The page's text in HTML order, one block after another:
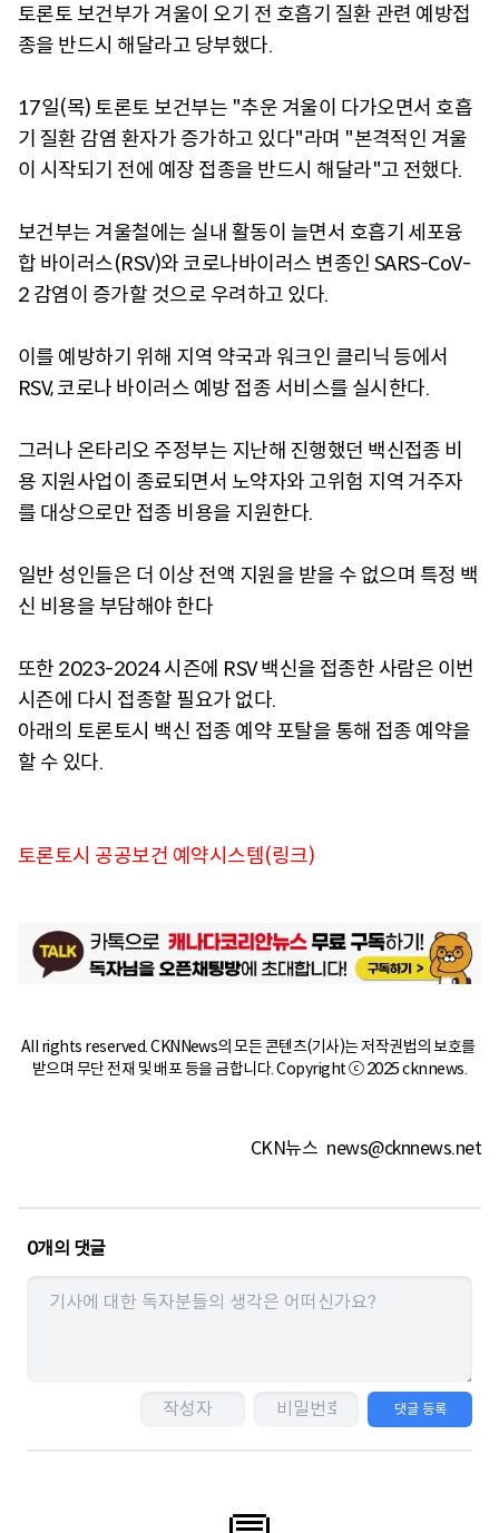
토론토 보건부가 겨울이 오기 전 호흡기 질환 관련 예방접
종을 반드시 해달라고 당부했다.
17일(목) 토론토 보건부는 "추운 겨울이 다가오면서 호흡
기 질환 감염 환자가 증가하고 있다"라며 "본격적인 겨울
이 시작되기 전에 예장 접종을 반드시 해달라"고 전했다.
보건부는 겨울철에는 실내 활동이 늘면서 호흡기 세포융
합 바이러스(RSV)와 코로나바이러스 변종인 SARS-CoV-
2 감염이 증가할 것으로 우려하고 있다.
이를 예방하기 위해 지역 약국과 워크인 클리닉 등에서
RSV, 코로나 바이러스 예방 접종 서비스를 실시한다.
그러나 온타리오 주정부는 지난해 진행했던 백신접종 비
용 지원사업이 종료되면서 노약자와 고위험 지역 거주자
를 대상으로만 접종 비용을 지원한다.
일반 성인들은 더 이상 전액 지원을 받을 수 없으며 특정 백
신 비용을 부담해야 한다
또한 2023-2024 시즌에 RSV 백신을 접종한 사람은 이번
시즌에 다시 접종할 필요가 없다.
아래의 토론토시 백신 접종 예약 포탈을 통해 접종 예약을
할 수 있다.
토론토시 공공보건 예약시스템(링크)
All rights reserved. CKNNews의 모든 콘텐츠(기사)는 저작권법의 보호를
받으며 무단 전재 및 배포 등을 금합니다. Copyright ⓒ 2025 cknnews.
CKN뉴스 news@cknnews.net
0개의 댓글
댓글 등록